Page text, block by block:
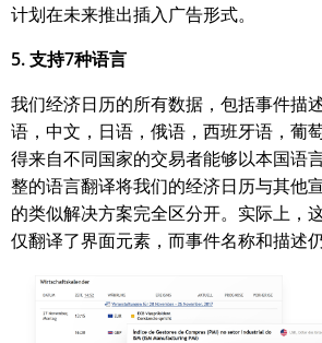
计划在未来推出插入广告形式。
5. 支持7种语言
我们经济日历的所有数据，包括事件描
语，中文，日语，俄语，西班牙语，葡
得来自不同国家的交易者能够以本国语
整的语言翻译将我们的经济日历与其他
的类似解决方案完全区分开。实际上，
仅翻译了界面元素，而事件名称和描述